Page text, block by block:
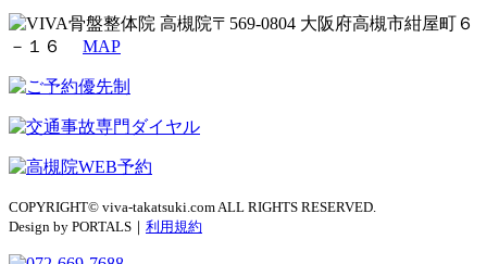
〒569-0804 大阪府高槻市紺屋町６
－１６ MAP
COPYRIGHT© viva-takatsuki.com ALL RIGHTS RESERVED.
Design by PORTALS｜ 利用規約